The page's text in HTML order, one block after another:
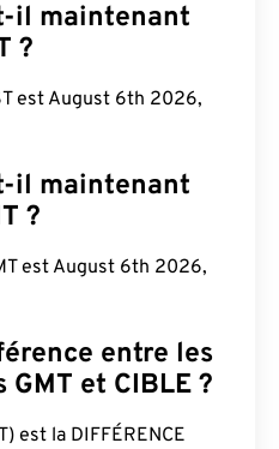
il maintenant
?
est August 6th 2026,
il maintenant
?
est August 6th 2026,
entre les
et CIBLE ?
est la DIFFÉRENCE